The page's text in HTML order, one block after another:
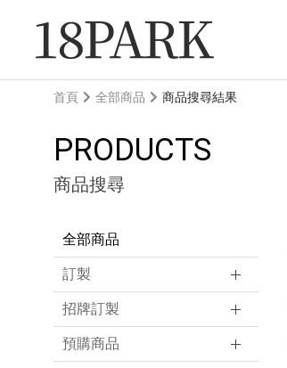
首頁 全部商品 商品搜尋結果
PRODUCTS
商品搜尋
全部商品
訂製
招牌訂製
預購商品